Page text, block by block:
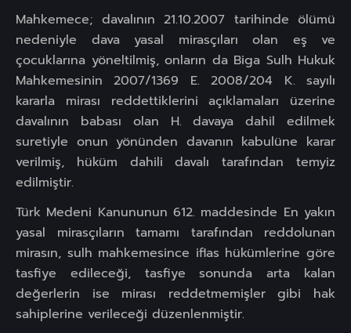
Mahkemece; davalının 21.10.2007 tarihinde ölümü
nedeniyle dava yasal mirasçıları olan eş ve
çocuklarına yöneltilmiş, onların da Biga Sulh Hukuk
Mahkemesinin 2007/1369 E. 2008/204 K. sayılı
kararla mirası reddettiklerini açıklamaları üzerine
davalının babası olan H. davaya dahil edilmek
suretiyle onun yönünden davanın kabulüne karar
verilmiş, hüküm dahili davalı tarafından temyiz
edilmiştir.
Türk Medeni Kanununun 612. maddesinde En yakın
yasal mirasçıların tamamı tarafından reddolunan
mirasın, sulh mahkemesince iflas hükümlerine göre
tasfiye edileceği, tasfiye sonunda arta kalan
değerlerin ise mirası reddetmemişler gibi hak
sahiplerine verileceği düzenlenmiştir.